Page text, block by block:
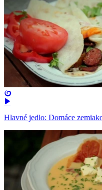
Hlavné jedlo: Domáce